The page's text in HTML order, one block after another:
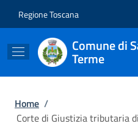
Regione Toscana
Comune di
Terme
Briciole di pane
Home /
Corte di Giustizia tributaria